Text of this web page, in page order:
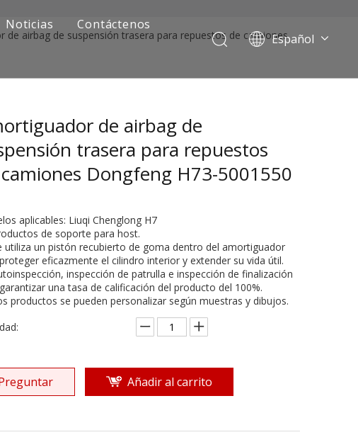
de camiones mineros
Noticias
Contáctenos
Español
Pусский
de airbag de suspensión trasera para repuestos de camiones
de airbag de
trasera para repuestos
Dongfeng H73-5001550
aplicables: Liuqi Chenglong H7
de soporte para host.
utiliza un pistón recubierto de goma dentro del amortiguador
eficazmente el cilindro interior y extender su vida útil.
inspección de patrulla e inspección de finalización
una tasa de calificación del producto del 100%.
productos se pueden personalizar según muestras y dibujos.
Añadir al carrito